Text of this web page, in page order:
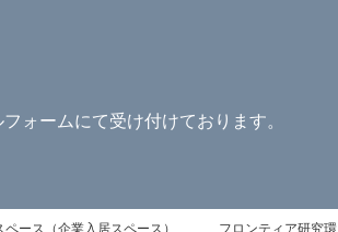
ォームにて受け付けております。
ース（企業入居スペース） フロンティア研究環